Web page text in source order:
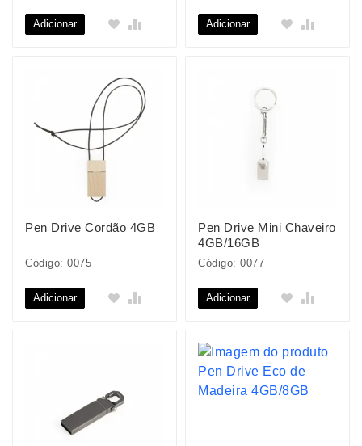
Adicionar Adicionar
Pen Drive Cordão 4GB
Código: 0075
Adicionar
Pen Drive Mini Chaveiro
4GB/16GB
Código: 0077
Adicionar